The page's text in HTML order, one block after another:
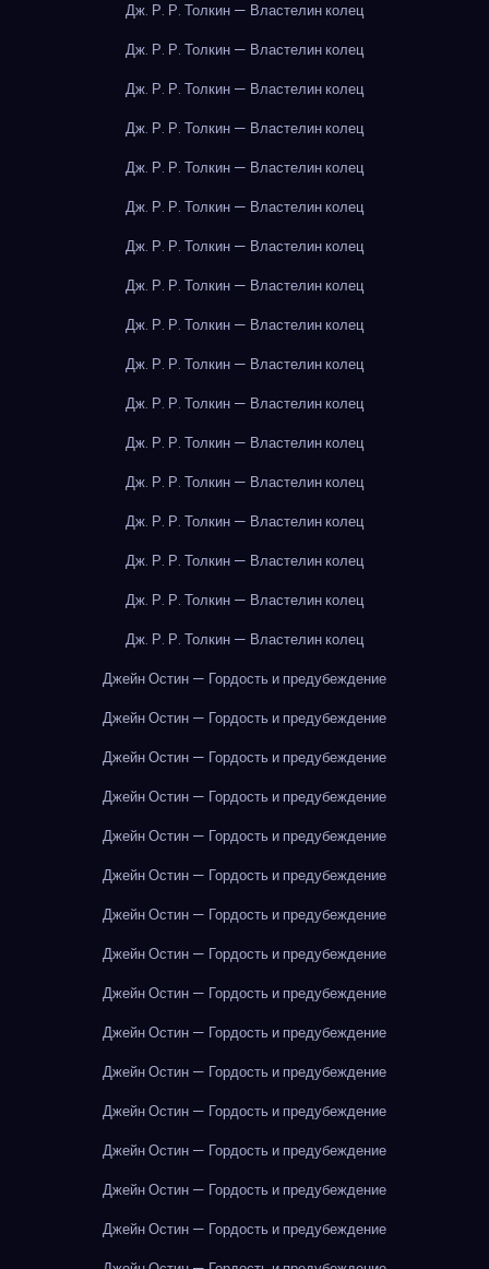
Дж. Р. Р. Толкин — Властелин колец
Дж. Р. Р. Толкин — Властелин колец
Дж. Р. Р. Толкин — Властелин колец
Дж. Р. Р. Толкин — Властелин колец
Дж. Р. Р. Толкин — Властелин колец
Дж. Р. Р. Толкин — Властелин колец
Дж. Р. Р. Толкин — Властелин колец
Дж. Р. Р. Толкин — Властелин колец
Дж. Р. Р. Толкин — Властелин колец
Дж. Р. Р. Толкин — Властелин колец
Дж. Р. Р. Толкин — Властелин колец
Дж. Р. Р. Толкин — Властелин колец
Дж. Р. Р. Толкин — Властелин колец
Дж. Р. Р. Толкин — Властелин колец
Дж. Р. Р. Толкин — Властелин колец
Дж. Р. Р. Толкин — Властелин колец
Дж. Р. Р. Толкин — Властелин колец
Джейн Остин — Гордость и предубеждение
Джейн Остин — Гордость и предубеждение
Джейн Остин — Гордость и предубеждение
Джейн Остин — Гордость и предубеждение
Джейн Остин — Гордость и предубеждение
Джейн Остин — Гордость и предубеждение
Джейн Остин — Гордость и предубеждение
Джейн Остин — Гордость и предубеждение
Джейн Остин — Гордость и предубеждение
Джейн Остин — Гордость и предубеждение
Джейн Остин — Гордость и предубеждение
Джейн Остин — Гордость и предубеждение
Джейн Остин — Гордость и предубеждение
Джейн Остин — Гордость и предубеждение
Джейн Остин — Гордость и предубеждение